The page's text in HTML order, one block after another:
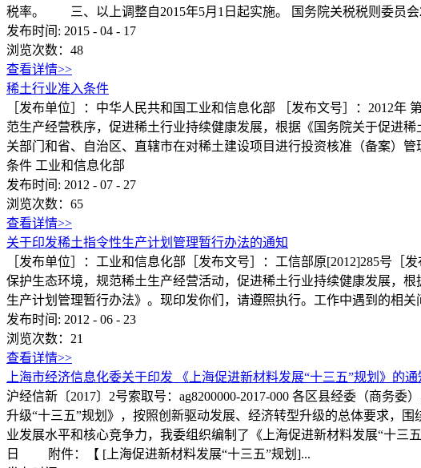
税率。 三、以上调整自2015年5月1日起实施。 国务院关税税则委员
发布时间: 2015 - 04 - 17
浏览次数： 48
查看详情>>
稀土行业准入条件
［发布单位］：中华人民共和国工业和信息化部 ［发布文号］：2012
范生产经营秩序，促进稀土行业持续健康发展，根据《国务院关于促
关部门和省、自治区、直辖市在对稀土建设项目进行投资核准（备案
条件 工业和信息化部
发布时间: 2012 - 07 - 27
浏览次数： 65
查看详情>>
关于印发稀土指令性生产计划管理暂行办法的通知
［发布单位］：工业和信息化部［发布文号］：工信部原[2012]285号
保护生态环境，规范稀土生产经营活动，促进稀土行业持续健康发展，
生产计划管理暂行办法》。现印发你们，请遵照
发布时间: 2012 - 06 - 23
浏览次数： 21
查看详情>>
上海市经济信息化委关于印发 《上海促进新材料发展“十三五”规划》的通
沪经信新〔2017〕2号索取号：ag8200000-2017-000 各区县经委（
升级“十三五”规划》，按照创新驱动发展、经济转型升级的总体要求，
业发展水平和核心竞争力，我委组织编制了《上海促进新材
日 附件：【 [上海促进新材料发展“十三五”规划]...